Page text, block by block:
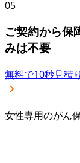
05
ご契約から保
みは不要
無料で10秒見積
女性専用のがん